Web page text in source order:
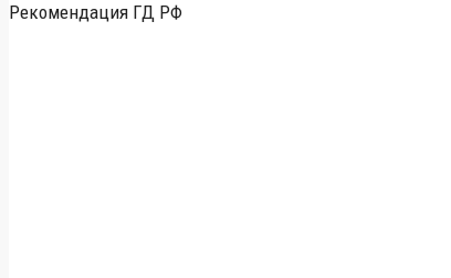
Рекомендация ГД РФ